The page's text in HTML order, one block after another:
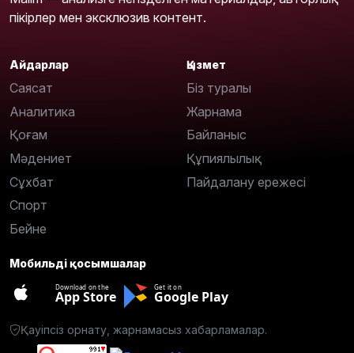
пікірлер мен эксклюзив контент.
Айдарлар
Саясат
Аналитика
Қоғам
Мәдениет
Сұхбат
Спорт
Бейне
Қызмет
Біз туралы
Жарнама
Байланыс
Құпиялылық
Пайдалану ережесі
Мобильді қосымшалар
Download on the
App Store
Get it on
Google Play
Қауіпсіз орнату, жарнамасыз хабарламалар.